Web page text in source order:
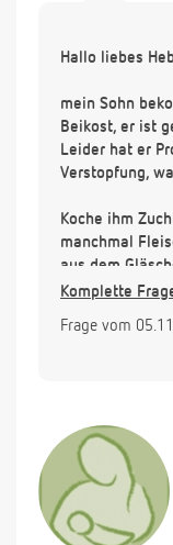
Hallo liebes
mein Sohn
Beikost, er ist
Leider hat er
Verstopfung,
Koche ihm
manchmal
aus dem
Habe auch
Milchzucker
Vielen Dank!
Komplette
Frage vom